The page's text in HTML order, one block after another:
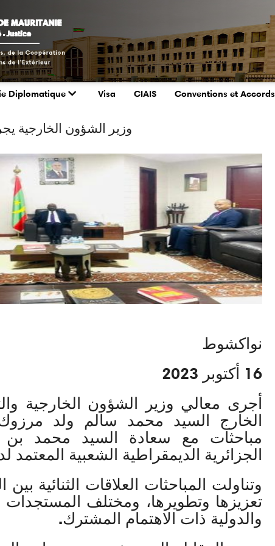
Diplomatique Visa CIAIS Conventions et Accords
وزير الشؤون الخارجية
نواكشوط
16 أكتوبر 2023
أجرى معالي وزير الشؤون الخارجية
الخارج السيد محمد سالم ولد مرزوك،
مباحثات مع سعادة السيد محمد بن
الجزائرية الديمقراطية الشعبية المعتمد
وتناولت المباحثات العلاقات الثنائية
تعزيزها وتطويرها، ومختلف المستجدات
والدولية ذات الاهتمام المشترك.